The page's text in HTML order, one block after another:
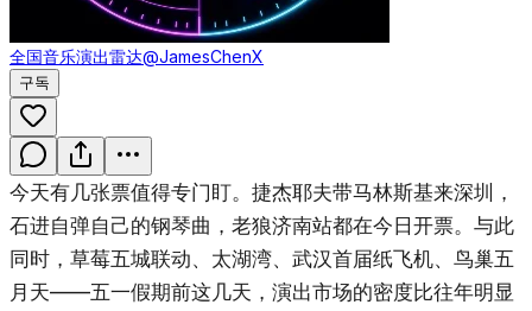
全国音乐演出雷达@JamesChenX
구독
今天有几张票值得专门盯。捷杰耶夫带马林斯基来深圳，
石进自弹自己的钢琴曲，老狼济南站都在今日开票。与此
同时，草莓五城联动、太湖湾、武汉首届纸飞机、鸟巢五
月天——五一假期前这几天，演出市场的密度比往年明显